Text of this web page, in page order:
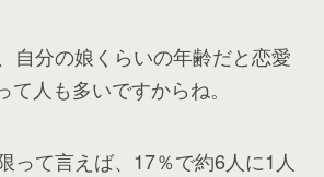
自分の娘くらいの年齢だと恋愛
人も多いですからね。
って言えば、17％で約6人に1人